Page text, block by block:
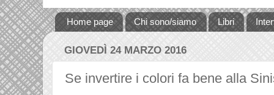
Home page Chi sono/siamo Libri
GIOVEDÌ 24 MARZO 2016
Se invertire i colori fa bene alla